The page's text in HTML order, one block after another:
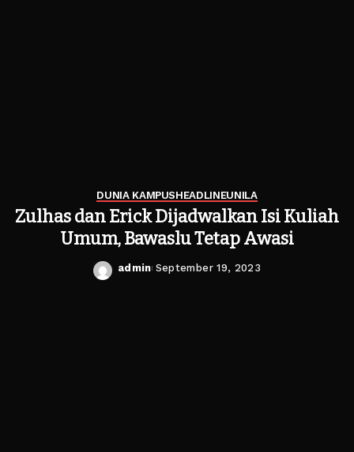
DUNIA KAMPUSHEADLINEUNILA
Zulhas dan Erick Dijadwalkan Isi Kuliah
Umum, Bawaslu Tetap Awasi
Posted
admin September 19, 2023